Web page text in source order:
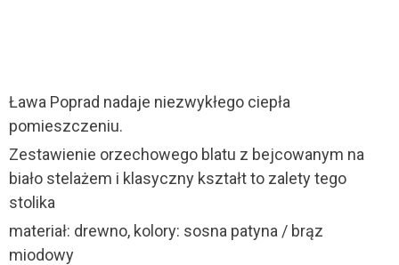
Ława Poprad nadaje niezwykłego ciepła
pomieszczeniu.
Zestawienie orzechowego blatu z bejcowanym na
biało stelażem i klasyczny kształt to zalety tego
stolika
materiał: drewno, kolory: sosna patyna / brąz
miodowy